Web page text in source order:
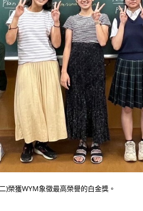
)榮獲WYM象徵最高榮譽的白金獎。